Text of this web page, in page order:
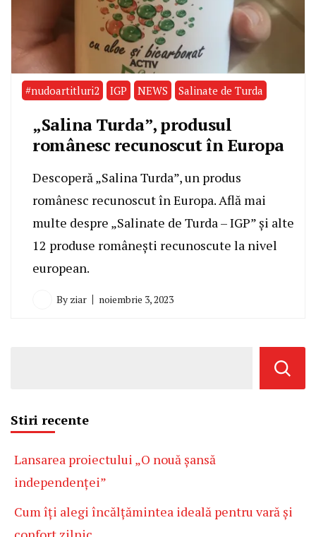
#nudoartitluri2 IGP NEWS Salinate de Turda
„Salina Turda”, produsul
românesc recunoscut în Europa
Descoperă „Salina Turda”, un produs
românesc recunoscut în Europa. Află mai
multe despre „Salinate de Turda – IGP” și alte
12 produse românești recunoscute la nivel
european.
By ziar noiembrie 3, 2023
Stiri recente
Lansarea proiectului „O nouă șansă
independenței”
Cum îți alegi încălțămintea ideală pentru vară și